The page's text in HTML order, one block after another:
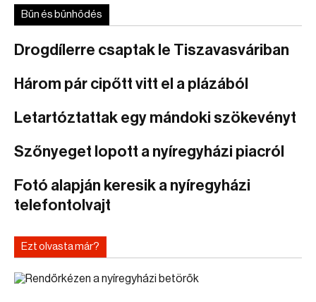
Bűn és bűnhődés
Drogdílerre csaptak le Tiszavasváriban
Három pár cipőtt vitt el a plázából
Letartóztattak egy mándoki szökevényt
Szőnyeget lopott a nyíregyházi piacról
Fotó alapján keresik a nyíregyházi
telefontolvajt
Ezt olvasta már?